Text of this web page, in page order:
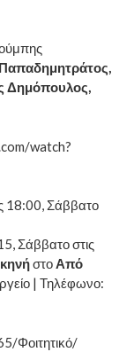
Δημόπουλος,
watch?
18:00, Σάββατο
Σάββατο στις
στοΑπό
| Τηλέφωνο:
Φοιτητικό/